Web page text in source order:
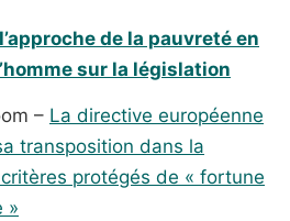
de la pauvreté en
sur la législation
– La directive européenne
transposition dans la
protégés de « fortune
»